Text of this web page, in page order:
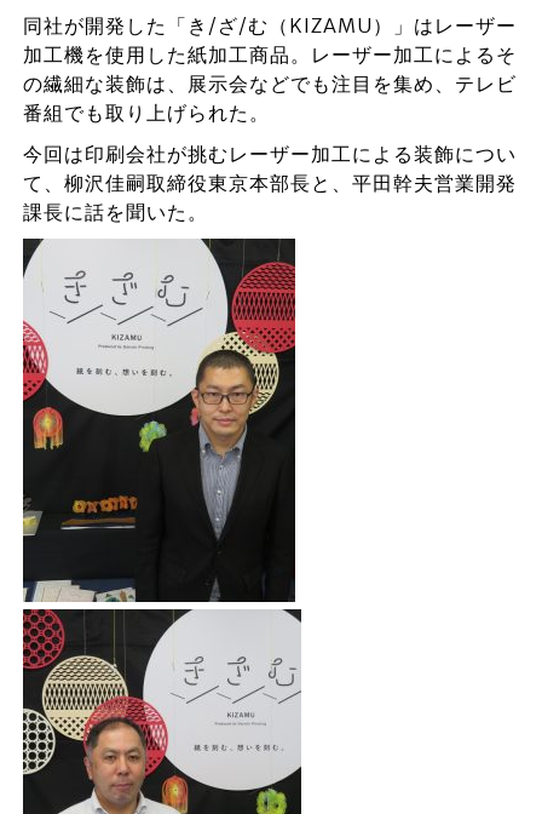
同社が開発した「き/ざ/む（KIZAMU）」はレーザー
加工機を使用した紙加工商品。レーザー加工によるそ
の繊細な装飾は、展示会などでも注目を集め、テレビ
番組でも取り上げられた。
今回は印刷会社が挑むレーザー加工による装飾につい
て、柳沢佳嗣取締役東京本部長と、平田幹夫営業開発
課長に話を聞いた。